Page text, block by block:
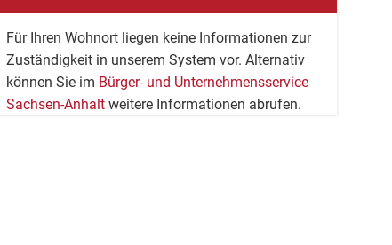
Für Ihren Wohnort liegen keine Informationen zur
Zuständigkeit in unserem System vor. Alternativ
können Sie im Bürger- und Unternehmensservice
Sachsen-Anhalt weitere Informationen abrufen.